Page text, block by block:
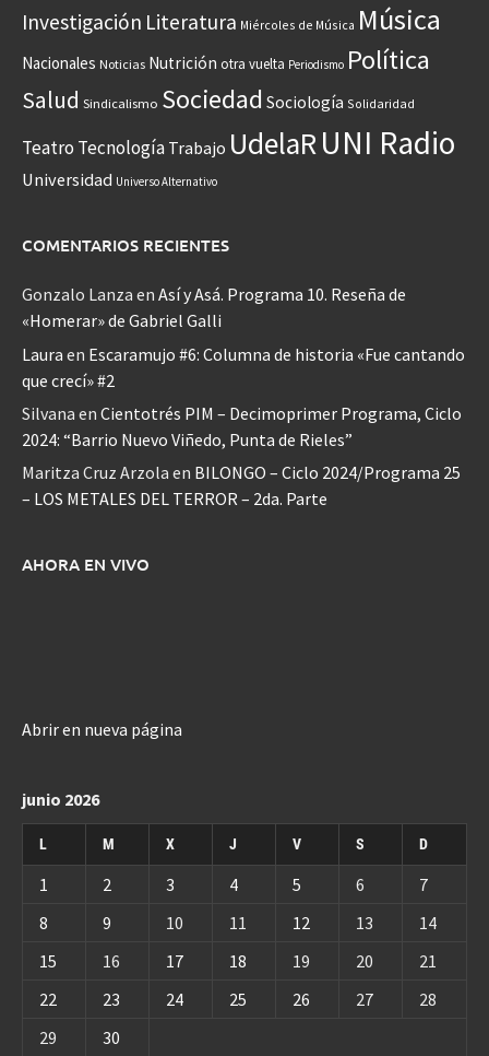
Investigación Literatura Miércoles de Música Música
Nacionales Noticias Nutrición otra vuelta Periodismo Política
Salud Sindicalismo Sociedad Sociología Solidaridad
Teatro Tecnología Trabajo UdelaRUNI Radio
Universidad Universo Alternativo
COMENTARIOS RECIENTES
Gonzalo Lanza en Así y Asá. Programa 10. Reseña de
«Homerar» de Gabriel Galli
Laura en Escaramujo #6: Columna de historia «Fue cantando
que crecí» #2
Silvana en Cientotrés PIM – Decimoprimer Programa, Ciclo
2024: “Barrio Nuevo Viñedo, Punta de Rieles”
Maritza Cruz Arzola en BILONGO – Ciclo 2024/Programa 25
– LOS METALES DEL TERROR – 2da. Parte
AHORA EN VIVO
Abrir en nueva página
junio 2026
L M X J V S D
1 2 3 4 5 6
7
8
9 10 11 12 13
14
15
16 17 18 19 20
21
22
23 24 25 26 27
28
29
30